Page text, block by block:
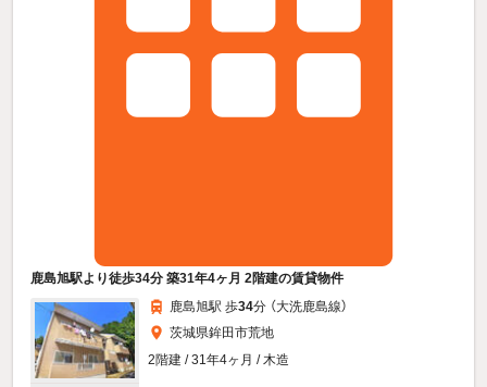
鹿島旭駅より徒歩34分 築31年4ヶ月 2階建の賃貸物件
鹿島旭駅 歩34分 （大洗鹿島線）
茨城県鉾田市荒地
2階建 / 31年4ヶ月 / 木造